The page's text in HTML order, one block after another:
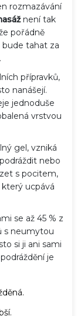
rozmazávání
není tak
pořádně
bude tahat za
přípravků,
nanášejí.
jednoduše
vrstvou
gel, vzniká
nebo
s pocitem,
ucpává
se až 45 % z
s neumytou
si ji ani sami
je